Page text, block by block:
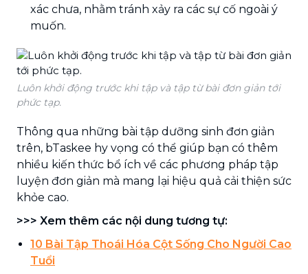
xác chưa, nhằm tránh xảy ra các sự cố ngoài ý
muốn.
Luôn khởi động trước khi tập và tập từ bài đơn giản tới
phức tạp.
Thông qua những bài tập dưỡng sinh đơn giản
trên, bTaskee hy vọng có thể giúp bạn có thêm
nhiều kiến thức bổ ích về các phương pháp tập
luyện đơn giản mà mang lại hiệu quả cải thiện sức
khỏe cao.
>>> Xem thêm các nội dung tương tự:
10 Bài Tập Thoái Hóa Cột Sống Cho Người Cao
Tuổi